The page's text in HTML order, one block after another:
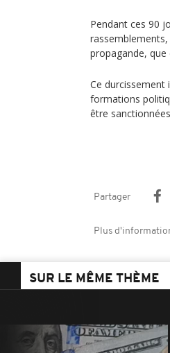
Pendant ces 90
propagande,
Ce durcissement
formations
être
Partager
Plus
SUR LE MÊME THÈME